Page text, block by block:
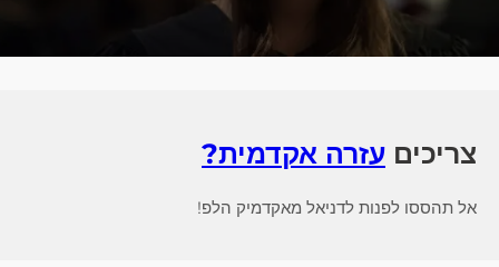
צריכים עזרה אקדמית?
אל תהססו לפנות לדניאל מאקדמיק הלפ!